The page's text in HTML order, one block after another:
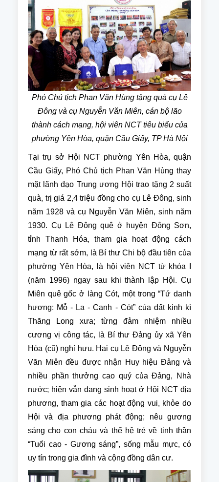
Phó Chủ tịch Phan Văn Hùng tặng quà cụ Lê
Đông và cụ Nguyễn Văn Miên, cán bộ lão
thành cách mạng, hội viên NCT tiêu biểu của
phường Yên Hòa, quận Cầu Giấy, TP Hà Nội
Tại trụ sở Hội NCT phường Yên Hòa, quận
Cầu Giấy, Phó Chủ tịch Phan Văn Hùng thay
mặt lãnh đạo Trung ương Hội trao tặng 2 suất
quà, trị giá 2,4 triệu đồng cho cụ Lê Đông, sinh
năm 1928 và cụ Nguyễn Văn Miên, sinh năm
1930. Cụ Lê Đông quê ở huyện Đông Sơn,
tỉnh Thanh Hóa, tham gia hoạt động cách
mạng từ rất sớm, là Bí thư Chi bộ đầu tiên của
phường Yên Hòa, là hội viên NCT từ khóa I
(năm 1996) ngay sau khi thành lập Hội. Cụ
Miên quê gốc ở làng Cót, một trong “Tứ danh
hương: Mỗ - La - Canh - Cót” của đất kinh kì
Thăng Long xưa;
từng đảm nhiệm nhiều
cương vị công tác, là Bí thư Đảng ủy xã Yên
Hòa (cũ) nghỉ hưu. Hai cụ Lê Đông và Nguyễn
Văn Miên đều được nhận Huy hiệu Đảng và
nhiều phần thưởng cao quý của Đảng, Nhà
nước; hiện vẫn đang sinh hoạt ở Hội NCT địa
phương, tham gia các hoạt động vui, khỏe do
Hội và địa phương phát động; nêu gương
sáng cho con cháu và thế hệ trẻ về tinh thần
“Tuổi cao - Gương sáng”, sống mẫu mực, có
uy tín trong gia đình và cộng đồng dân cư.